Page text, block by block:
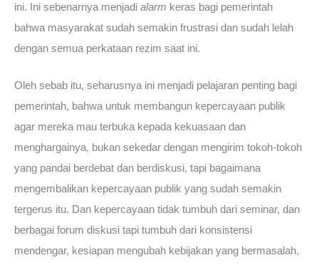
ini. Ini sebenarnya menjadi alarm keras bagi pemerintah
bahwa masyarakat sudah semakin frustrasi dan sudah lelah
dengan semua perkataan rezim saat ini.
Oleh sebab itu, seharusnya ini menjadi pelajaran penting bagi
pemerintah, bahwa untuk membangun kepercayaan publik
agar mereka mau terbuka kepada kekuasaan dan
menghargainya, bukan sekedar dengan mengirim tokoh-tokoh
yang pandai berdebat dan berdiskusi, tapi bagaimana
mengembalikan kepercayaan publik yang sudah semakin
tergerus itu. Dan kepercayaan tidak tumbuh dari seminar, dan
berbagai forum diskusi tapi tumbuh dari konsistensi
mendengar, kesiapan mengubah kebijakan yang bermasalah,